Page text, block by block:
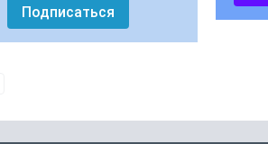
Подписаться